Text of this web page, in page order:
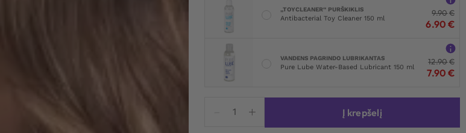
„TOYCLEANER“ PURŠKIKLIS
Antibacterial Toy Cleaner 150 ml
9.90€
6.90 €
VANDENS PAGRINDO LUBRIKANTAS
Pure Lube Water-Based Lubricant 150 ml
12.90€
7.90 €
kiekis:
Į krepšelį